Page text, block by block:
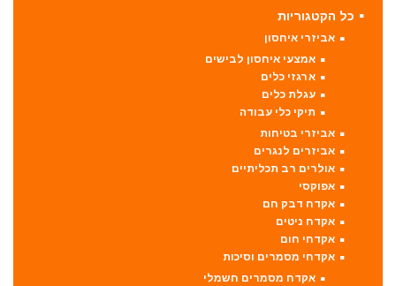
כל הקטגוריות
אביזרי איחסון
אמצעי איחסון לבישים
ארגזי כלים
עגלת כלים
תיקי כלי עבודה
אביזרי בטיחות
אביזרים לנגרים
אולרים רב תכליתיים
אפוקסי
אקדח דבק חם
אקדח ניטים
אקדחי חום
אקדחי מסמרים וסיכות
אקדח מסמרים חשמלי